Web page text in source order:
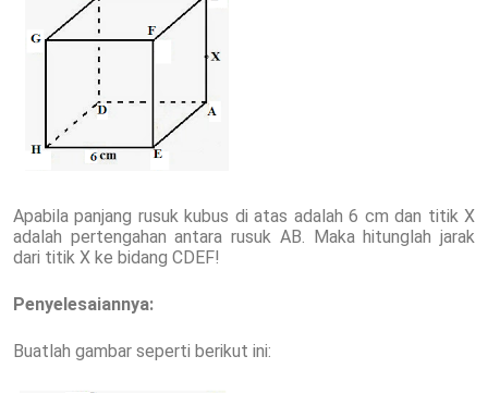
Apabila panjang rusuk kubus di atas adalah 6 cm dan titik X
adalah pertengahan antara rusuk AB. Maka hitunglah jarak
dari titik X ke bidang CDEF!
Penyelesaiannya:
Buatlah gambar seperti berikut ini: